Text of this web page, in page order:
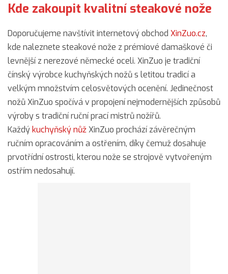
Kde zakoupit kvalitní steakové nože
Doporučujeme navštívit internetový obchod XinZuo.cz,
kde naleznete steakové nože z prémiové damaškové či
levnější z nerezové německé oceli. XinZuo je tradiční
čínský výrobce kuchyňských nožů s letitou tradicí a
velkým množstvím celosvětových ocenění. Jedinečnost
nožů XinZuo spočívá v propojení nejmodernějších způsobů
výroby s tradiční ruční prací mistrů nožířů.
Každýkuchyňský nůžXinZuo prochází závěrečným
ručním opracováním a ostřením, díky čemuž dosahuje
prvotřídní ostrosti, kterou nože se strojově vytvořeným
ostřím nedosahují.